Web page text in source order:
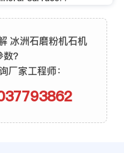
冰洲石磨粉机石机
？
厂家工程师：